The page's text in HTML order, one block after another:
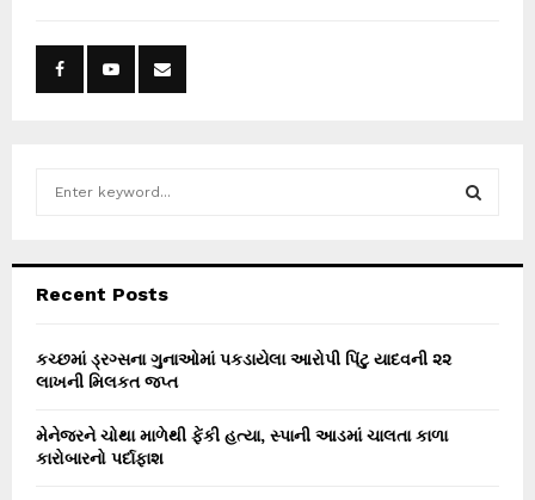
h
o
r
Recent Posts
કચ્છમાં ડ્રગ્સના ગુનાઓમાં પકડાયેલા આરોપી પિંટુ યાદવની ૨૨
લાખની મિલકત જપ્ત
મેનેજરને ચોથા માળેથી ફેંકી હત્યા, સ્પાની આડમાં ચાલતા કાળા
કારોબારનો પર્દાફાશ